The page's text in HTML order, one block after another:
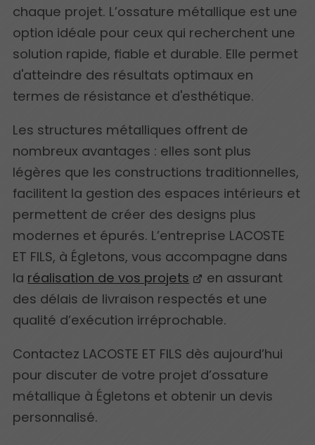
chaque projet. L’ossature métallique est une
option idéale pour ceux qui recherchent une
solution rapide, fiable et durable. Elle permet
d'atteindre des résultats optimaux en
termes de résistance et d'esthétique.
Les structures métalliques offrent de
nombreux avantages : elles sont plus
légères que les constructions traditionnelles,
facilitent la gestion des espaces intérieurs et
permettent de créer des designs plus
modernes et épurés. L’entreprise LACOSTE
ET FILS, à Égletons, vous accompagne dans
la réalisation de vos projets
en assurant
des délais de livraison respectés et une
qualité d’exécution irréprochable.
Contactez LACOSTE ET FILS dès aujourd’hui
pour discuter de votre projet d’ossature
métallique à Égletons et obtenir un devis
personnalisé.